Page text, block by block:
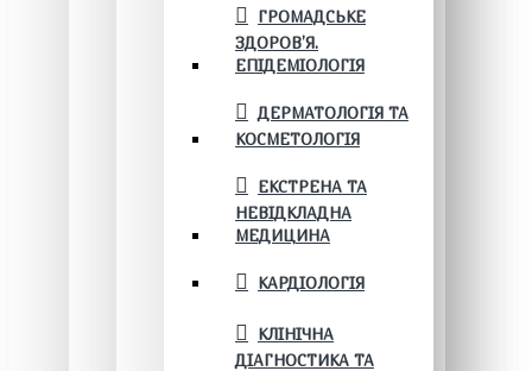
ГРОМАДСЬКЕ
ЗДОРОВ’Я.
ЕПІДЕМІОЛОГІЯ
ДЕРМАТОЛОГІЯ ТА
КОСМЕТОЛОГІЯ
ЕКСТРЕНА ТА
НЕВІДКЛАДНА
МЕДИЦИНА
КАРДІОЛОГІЯ
КЛІНІЧНА
ДІАГНОСТИКА ТА